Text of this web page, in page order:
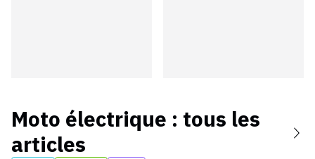
Moto électrique : tous les
articles